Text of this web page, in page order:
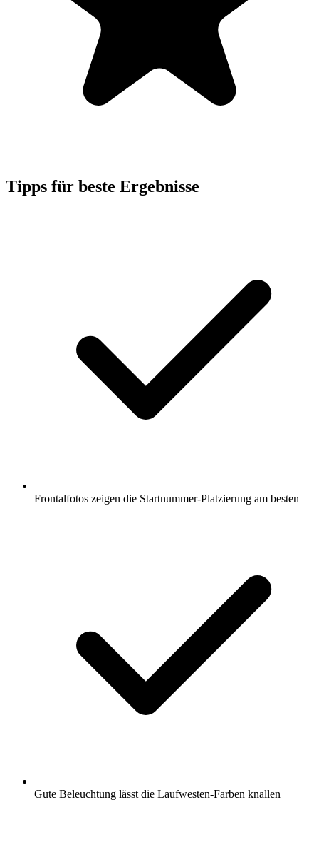
Tipps für beste Ergebnisse
Frontalfotos zeigen die Startnummer-Platzierung am besten
Gute Beleuchtung lässt die Laufwesten-Farben knallen